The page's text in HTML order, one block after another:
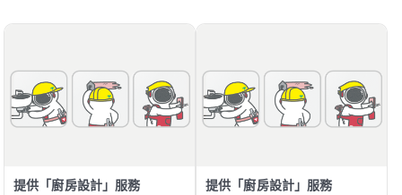
提供「廚房設計」服務 提供「廚房設計」服務